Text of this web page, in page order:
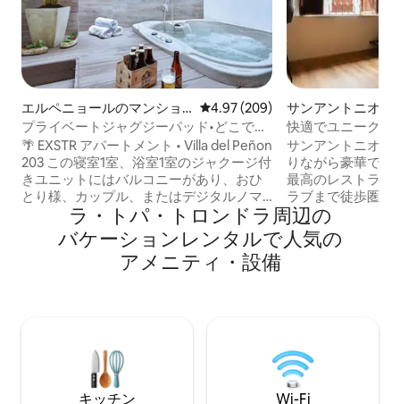
エルペニョールのマンショ
ン・アパート
レビュー209件、5つ星中4.97つ
4.97 (209)
プライベートジャグジーパッド•どこでも
歩ける•エル・ペニョン
🌴 EXSTR アパートメント • Villa del Peñon
203 この寝室1室、浴室1室のジャクージ付
きユニットにはバルコニーがあり、おひ
とり様、カップル、またはデジタルノマ
ドの方に最適です。 すべてのタブにはお
湯が出ます。寝室にはエアコン、スマー
トテレビ、クイーンベッドがあります。
すべてのアメニティ・設備が整ってお
ロニアルサンアントニオはわずか3ブロッ
サンアントニオの
ン・アパート
快適でユニーク
高速Wi-Fi
サンアントニオに
りながら豪華でモ
最高のレストラン
ラブまで徒歩圏内！ カリの有名な芸
で植民地時代の面
オ地区の中心部に
ロフトには、快適
ら、ここがおすす
ラ・トパ・トロンドラ⁠周⁠辺⁠の
バ⁠ケ⁠ー⁠シ⁠ョ⁠ン⁠レ⁠ン⁠タ⁠ル⁠で人⁠気⁠の
ア⁠メ⁠ニ⁠テ⁠ィ⁠・⁠設⁠備
キッチン Wi-Fi